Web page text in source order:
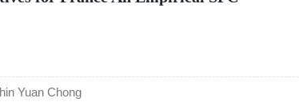
Yuan Chong